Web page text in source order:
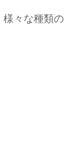
様々な種類の